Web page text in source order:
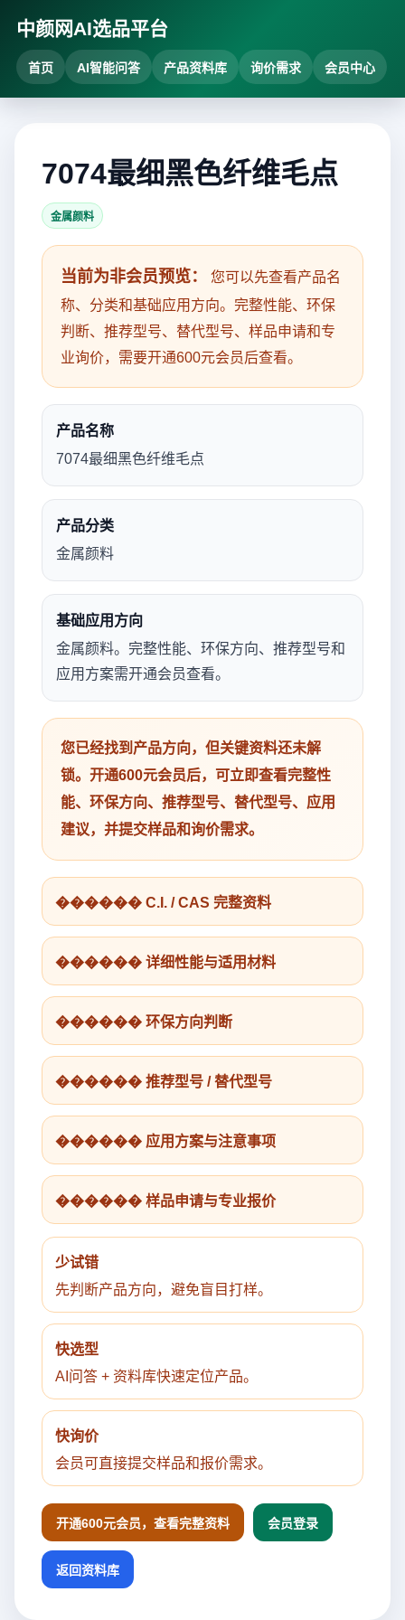
中颜网AI选品平台
首页 AI智能问答 产品资料库 询价需求 会员中心
7074最细黑色纤维毛点
金属颜料
当前为非会员预览：
您可以先查看产品名
称、分类和基础应用方向。完整性能、环保
判断、推荐型号、替代型号、样品申请和专
业询价，需要开通600元会员后查看。
产品名称
7074最细黑色纤维毛点
产品分类
金属颜料
基础应用方向
金属颜料。完整性能、环保方向、推荐型号和
应用方案需开通会员查看。
您已经找到产品方向，但关键资料还未解
锁。开通600元会员后，可立即查看完整性
能、环保方向、推荐型号、替代型号、应用
建议，并提交样品和询价需求。
������ C.I. / CAS 完整资料
������ 详细性能与适用材料
������ 环保方向判断
������ 推荐型号 / 替代型号
������ 应用方案与注意事项
������ 样品申请与专业报价
少试错
先判断产品方向，避免盲目打样。
快选型
AI问答 + 资料库快速定位产品。
快询价
会员可直接提交样品和报价需求。
开通600元会员，查看完整资料 会员登录
返回资料库